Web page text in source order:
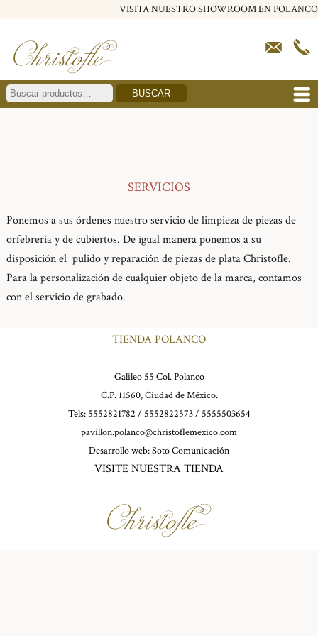
VISITA NUESTRO SHOWROOM EN POLANCO
BUSCAR
SERVICIOS
Ponemos a sus órdenes nuestro servicio de limpieza de piezas de
orfebrería y de cubiertos. De igual manera ponemos a su
disposición el pulido y reparación de piezas de plata Christofle.
Para la personalización de cualquier objeto de la marca, contamos
con el servicio de grabado.
TIENDA POLANCO
Galileo 55 Col. Polanco
C.P. 11560, Ciudad de México.
Tels: 5552821782 / 5552822573 / 5555503654
pavillon.polanco@christoflemexico.com
Desarrollo web:Soto Comunicación
VISITE NUESTRA TIENDA